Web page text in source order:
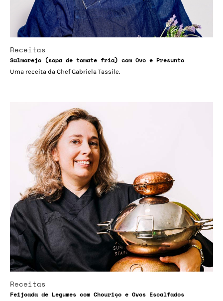
Receitas
Salmorejo (sopa de tomate fria) com Ovo e Presunto
Uma receita da Chef Gabriela Tassile.
Receitas
Feijoada de Legumes com Chouriço e Ovos Escalfados